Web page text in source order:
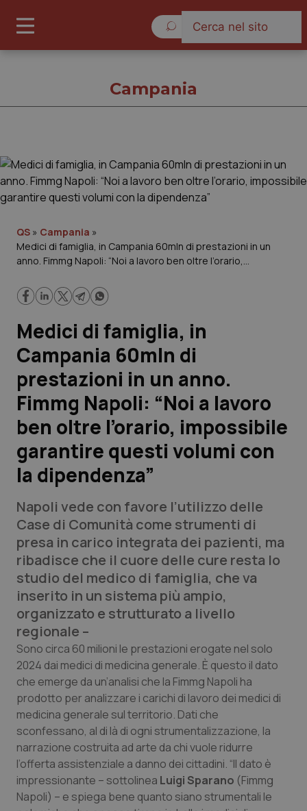
Cronache
Governo e Parlamento
Regioni e Asl
Lavoro e Professioni
Scienza e Farmaci
Studi e Analisi
Lettere al direttore
Edizioni Regionali
QS Pro
Professionisti Sanitari.AI
Abruzzo
Basilicata
Calabria
Campania
Emilia-Romagna
Friuli Venezia Giulia
Lazio
Liguria
QS Pro Gold
Artrite & artrosi
Asma & BPCO
Car-T
Colesterolo & coronaropatie
Dermatite Atopica
Diabete & glucometri
Disturbi dell’umore
QS Club Newsletter
Campania
QS » Campania »
Medici di famiglia, in Campania 60mln di prestazioni in un
anno. Fimmg Napoli: “Noi a lavoro ben oltre l’orario,
Medici di famiglia, in
Campania 60mln di
prestazioni in un anno.
Fimmg Napoli: “Noi a lavoro
ben oltre l’orario, impossibile
garantire questi volumi con
la dipendenza”
Napoli vede con favore l’utilizzo delle
Case di Comunità come strumenti di
presa in carico integrata dei pazienti, ma
ribadisce che il cuore delle cure resta lo
studio del medico di famiglia, che va
inserito in un sistema più ampio,
organizzato e strutturato a livello
regionale –
Sono circa 60 milioni le prestazioni erogate nel solo
2024 dai medici di medicina generale. È questo il dato
che emerge da un’analisi che la Fimmg Napoli ha
prodotto per analizzare i carichi di lavoro dei medici di
medicina generale sul territorio. Dati che
sconfessano, al di là di ogni strumentalizzazione, la
narrazione costruita ad arte da chi vuole ridurre
l’offerta assistenziale a danno dei cittadini. “Il dato è
impressionante – sottolinea Luigi Sparano (Fimmg
Napoli) – e spiega bene quanto siano strumentali le